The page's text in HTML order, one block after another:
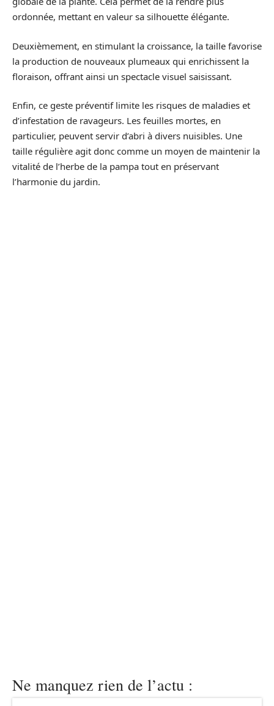
ordonnée, mettant en valeur sa silhouette élégante.
Deuxièmement, en stimulant la croissance, la taille favorise
la production de nouveaux plumeaux qui enrichissent la
floraison, offrant ainsi un spectacle visuel saisissant.
Enfin, ce geste préventif limite les risques de maladies et
d’infestation de ravageurs. Les feuilles mortes, en
particulier, peuvent servir d’abri à divers nuisibles. Une
taille régulière agit donc comme un moyen de maintenir la
vitalité de l’herbe de la pampa tout en préservant
l’harmonie du jardin.
Ne manquez rien de l’actu :